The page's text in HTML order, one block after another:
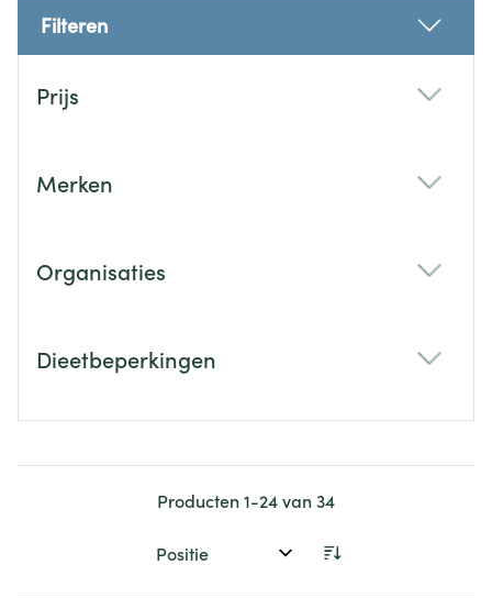
Filteren
Prijs
Merken
Organisaties
Dieetbeperkingen
Producten1-24van34
Sorteer op: